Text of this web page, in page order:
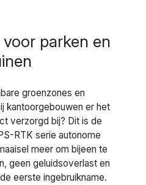
parken en
groenzones en
kantoorgebouwen er het
verzorgd bij? Dit is de
RTK serie autonome
meer om bijeen te
geen geluidsoverlast en
eerste ingebruikname.